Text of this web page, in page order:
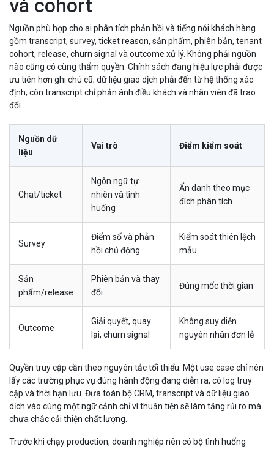
và cohort
Nguồn phù hợp cho ai phân tích phản hồi và tiếng nói khách hàng
gồm transcript, survey, ticket reason, sản phẩm, phiên bản, tenant
cohort, release, churn signal và outcome xử lý. Không phải nguồn
nào cũng có cùng thẩm quyền. Chính sách đang hiệu lực phải được
ưu tiên hơn ghi chú cũ; dữ liệu giao dịch phải đến từ hệ thống xác
định; còn transcript chỉ phản ánh điều khách và nhân viên đã trao
đổi.
Nguồn dữ
liệu
Vai trò Điểm kiểm soát
Chat/ticket
Ngôn ngữ tự
nhiên và tình
huống
Ẩn danh theo mục
đích phân tích
Survey
Điểm số và phản
hồi chủ động
Kiểm soát thiên lệch
mẫu
Sản
phẩm/release
Phiên bản và thay
đổi
Đúng mốc thời gian
Outcome
Giải quyết, quay
lại, churn signal
Không suy diễn
nguyên nhân đơn lẻ
Quyền truy cập cần theo nguyên tắc tối thiểu. Một use case chỉ nên
lấy các trường phục vụ đúng hành động đang diễn ra, có log truy
cập và thời hạn lưu. Đưa toàn bộ CRM, transcript và dữ liệu giao
dịch vào cùng một ngữ cảnh chỉ vì thuận tiện sẽ làm tăng rủi ro mà
chưa chắc cải thiện chất lượng.
Trước khi chạy production, doanh nghiệp nên có bộ tình huống